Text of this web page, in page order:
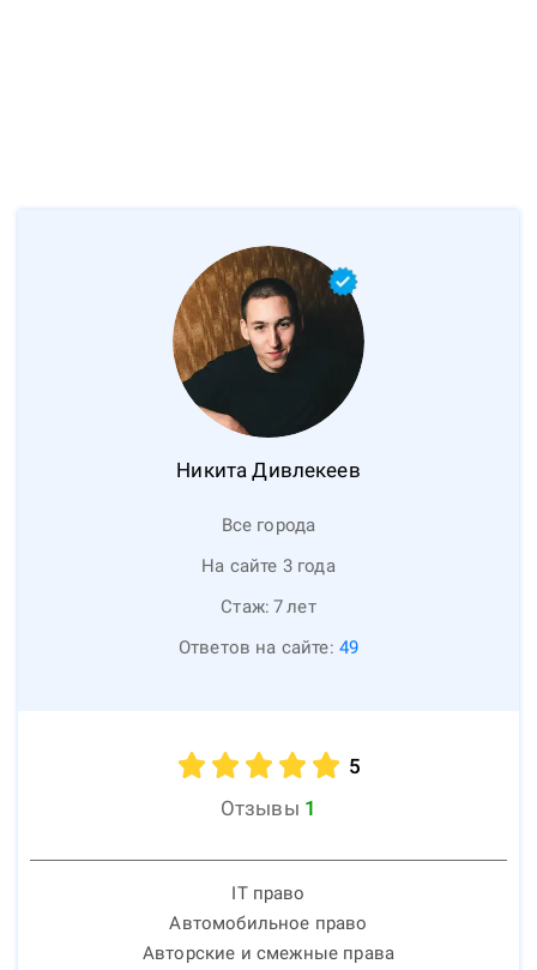
Никита Дивлекеев
Все города
На сайте 3 года
Стаж: 7лет
Ответов на сайте: 49
5
Отзывы 1
IT право
Автомобильное право
Авторские и смежные права